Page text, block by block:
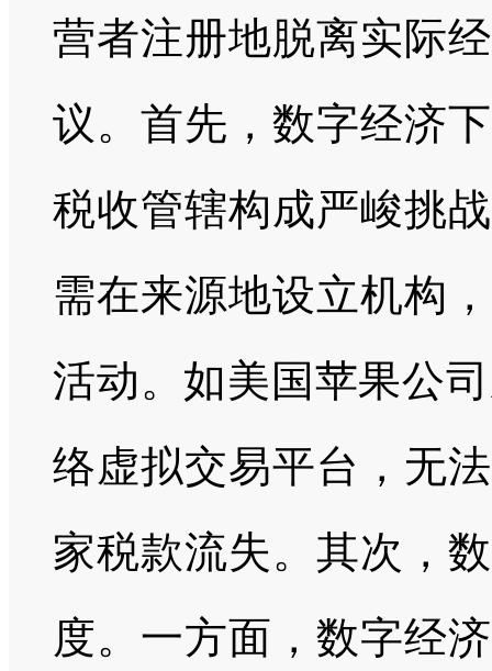
营者注册地脱离实际
议。首先，数字经济
税收管辖构成严峻挑
需在来源地设立机构
活动。如美国苹果公
络虚拟交易平台，无
家税款流失。其次，
度。一方面，数字经